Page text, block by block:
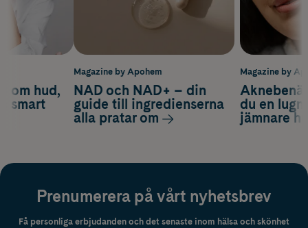
Magazine by
du en
jämnare
om hud,
smart
Magazine by Apohem
NAD och NAD+ – din
guide till ingredienserna
alla pratar om
Prenumerera på vårt nyhetsbrev
Få personliga erbjudanden och det senaste inom hälsa och skönhet